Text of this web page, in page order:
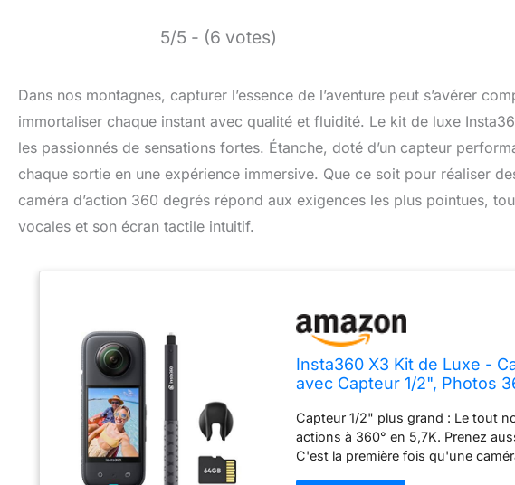
5/5 - (6 votes)
Dans nos montagnes, capturer l’essence de l’aventure peut s’avérer
immortaliser chaque instant avec qualité et fluidité. Le kit de luxe
les passionnés de sensations fortes. Étanche, doté d’un capteur
chaque sortie en une expérience immersive. Que ce soit pour réaliser
caméra d’action 360 degrés répond aux exigences les plus pointues,
vocales et son écran tactile intuitif.
Insta360 X3 Kit de Luxe -
avec Capteur 1/2", Photos
vocale 4K
Capteur 1/2" plus grand : Le tout
actions à 360° en 5,7K. Prenez
C'est la première fois qu'une